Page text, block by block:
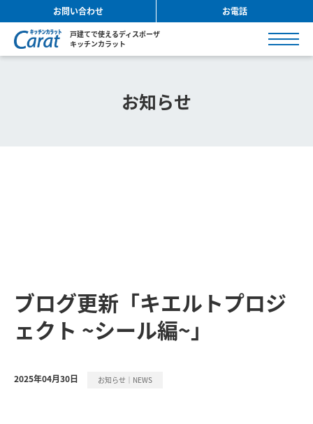
お問い合わせ お電話
戸建てで使えるディスポーザ
キッチンカラット
お知らせ
ブログ更新「キエルトプロジ
ェクト ~シール編~」
2025年04月30日 お知らせ｜NEWS